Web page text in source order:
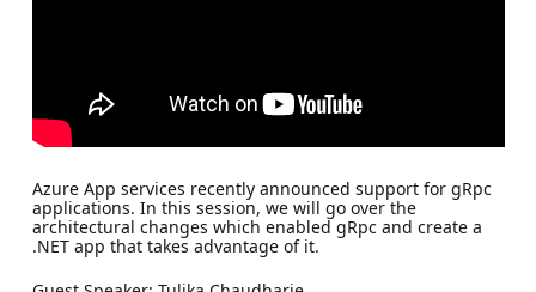
Azure App services recently announced support for gRpc
applications. In this session, we will go over the
architectural changes which enabled gRpc and create a
.NET app that takes advantage of it.